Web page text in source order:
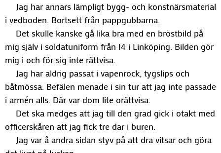
Jag har annars lämpligt bygg- och konstnärsmaterial
i vedboden. Bortsett från pappgubbarna.
Det skulle kanske gå lika bra med en bröstbild på
mig själv i soldatuniform från I4 i Linköping. Bilden gör
mig i och för sig inte rättvisa.
Jag har aldrig passat i vapenrock, tygslips och
båtmössa. Befälen menade i sin tur att jag inte passade
i armén alls. Där var dom lite orättvisa.
Det ska medges att jag till den grad gick i otakt med
officerskåren att jag fick tre dar i buren.
Jag var å andra sidan styv på att dra vitsar och göra